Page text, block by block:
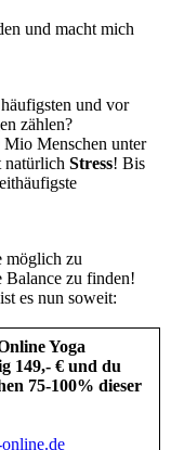
und macht mich
und vor
zählen?
Menschen unter
natürlich Stress! Bis
möglich zu
Balance zu finden!
es nun soweit:
Yoga
149,- € und du
75-100% dieser